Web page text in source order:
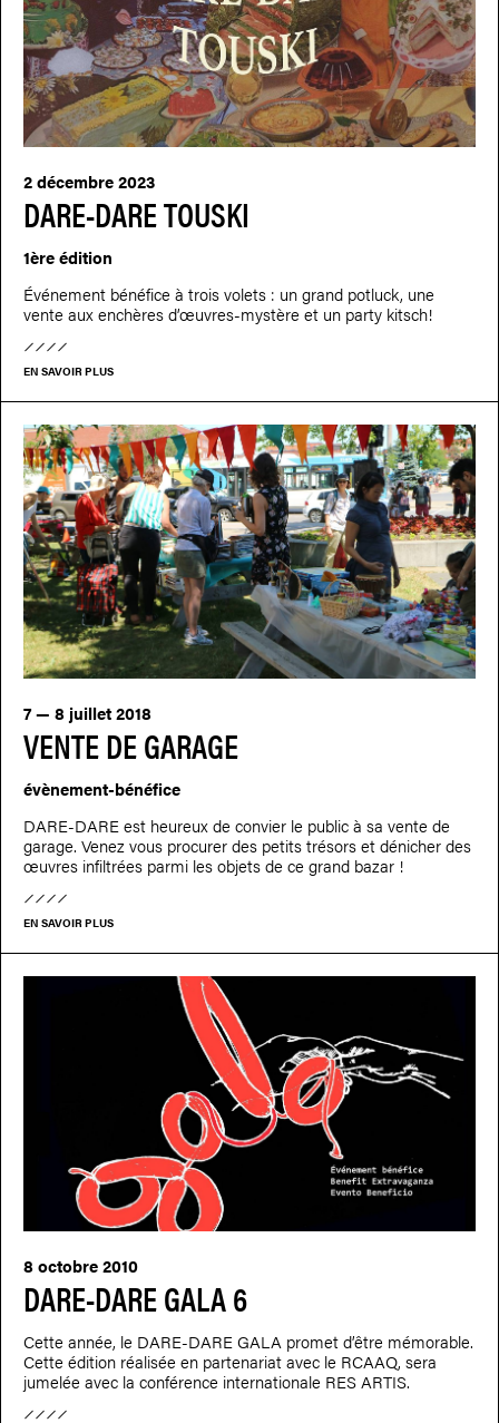
DARE-DARE TOUSKI
2 décembre 2023
1ère édition
Événement bénéfice à trois volets : un grand potluck, une
vente aux enchères d’œuvres-mystère et un party kitsch!
EN SAVOIR PLUS
VENTE DE GARAGE
7 — 8 juillet 2018
évènement-bénéfice
DARE-DARE est heureux de convier le public à sa vente de
garage. Venez vous procurer des petits trésors et dénicher des
œuvres infiltrées parmi les objets de ce grand bazar !
EN SAVOIR PLUS
DARE-DARE GALA 6
8 octobre 2010
Cette année, le DARE-DARE GALA promet d’être mémorable.
Cette édition réalisée en partenariat avec le RCAAQ, sera
jumelée avec la conférence internationale RES ARTIS.